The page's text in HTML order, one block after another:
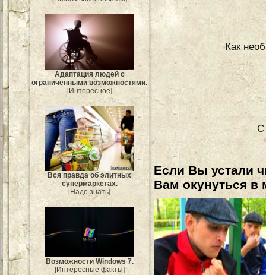
Адаптация людей с
ограниченными возможностями.
[Интересное]
Вся правда об элитных
супермаркетах.
[Надо знать]
Возможности Windows 7.
[Интересные факты]
Как
С
Если Вы устали
Вам окунуться в